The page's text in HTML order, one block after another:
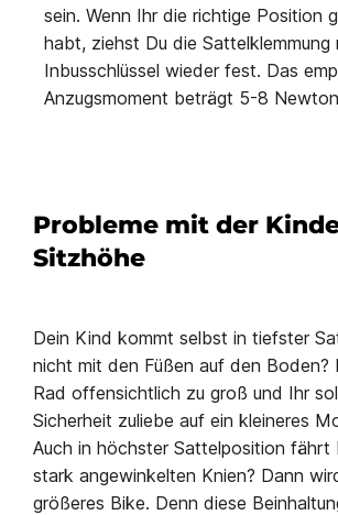
sein. Wenn Ihr die richtige Position
habt, ziehst Du die Sattelklemmung
Inbusschlüssel wieder fest. Das
Anzugsmoment beträgt 5-8
Probleme mit der
Sitzhöhe
Dein Kind kommt selbst in tiefster
nicht mit den Füßen auf den Boden?
Rad offensichtlich zu groß und Ihr
Sicherheit zuliebe auf ein kleineres
Auch in höchster Sattelposition fährt
stark angewinkelten Knien? Dann
größeres Bike. Denn diese